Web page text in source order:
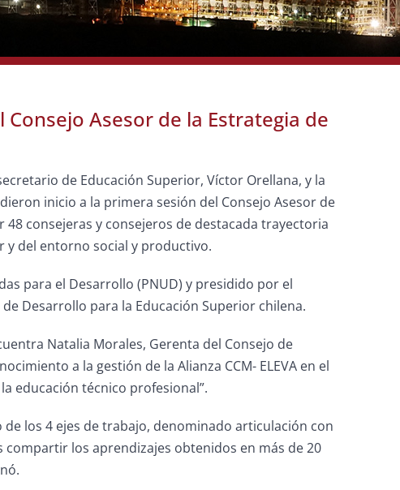
Asesor de la Estrategia de
de Educación Superior, Víctor Orellana, y la
inicio a la primera sesión del Consejo Asesor de
consejeras y consejeros de destacada trayectoria
y del entorno social y productivo.
para el Desarrollo (PNUD) y presidido por el
Desarrollo para la Educación Superior chilena.
Natalia Morales, Gerenta del Consejo de
a la gestión de la Alianza CCM- ELEVA en el
educación técnico profesional”.
los 4 ejes de trabajo, denominado articulación con
los aprendizajes obtenidos en más de 20